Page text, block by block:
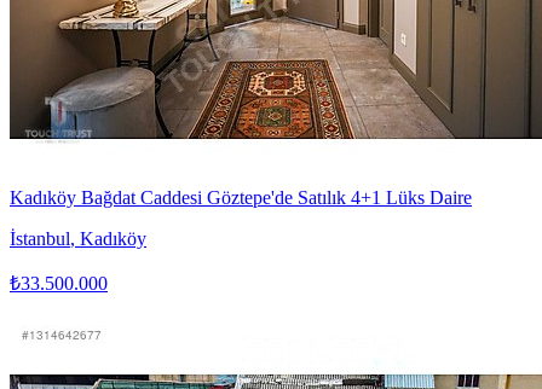
Kadıköy Bağdat Caddesi Göztepe'de Satılık 4+1 Lüks Daire
İstanbul, Kadıköy
₺33.500.000